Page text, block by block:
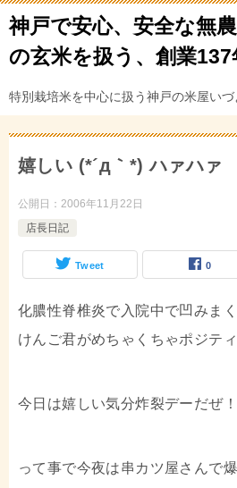
神戸で安心、安全な無
の玄米を扱う、創業
特別栽培米を中心に扱う神戸の米屋い
嬉しい (*´д｀*) ハァハァ
公開日： 2006年11月22日
店長日記
Tweet 0
化膿性脊椎炎で入院中で凹みま
けんご君がめちゃくちゃポジテ
今日は嬉しい気分炸裂デーだぜ！
って事で今夜は串カツ屋さんで